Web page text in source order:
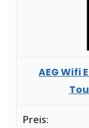
AEG Wifi